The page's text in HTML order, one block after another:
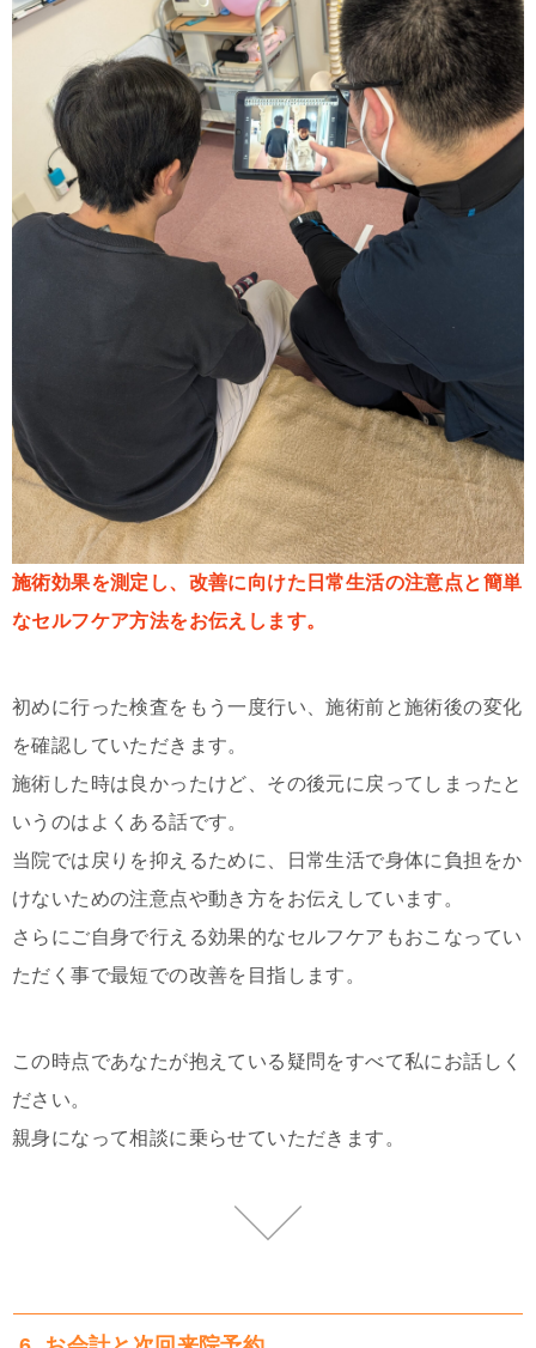
施術効果を測定し、改善に向けた日常生活の注意点と簡単
なセルフケア方法をお伝えします。
初めに行った検査をもう一度行い、施術前と施術後の変化
を確認していただきます。
施術した時は良かったけど、その後元に戻ってしまったと
いうのはよくある話です。
当院では戻りを抑えるために、日常生活で身体に負担をか
けないための注意点や動き方をお伝えしています。
さらにご自身で行える効果的なセルフケアもおこなってい
ただく事で最短での改善を目指します。
この時点であなたが抱えている疑問をすべて私にお話しく
ださい。
親身になって相談に乗らせていただきます。